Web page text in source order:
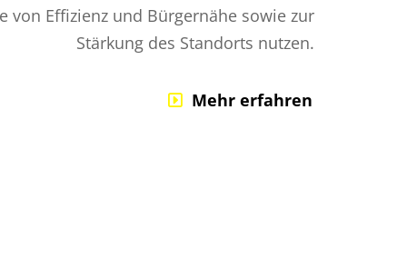
von Effizienz und Bürgernähe sowie zur
Stärkung des Standorts nutzen.
Mehr erfahren